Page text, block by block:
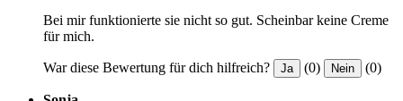
Bei mir funktionierte sie nicht so gut. Scheinbar keine Creme
für mich.
War diese Bewertung für dich hilfreich? Ja (0) Nein (0)